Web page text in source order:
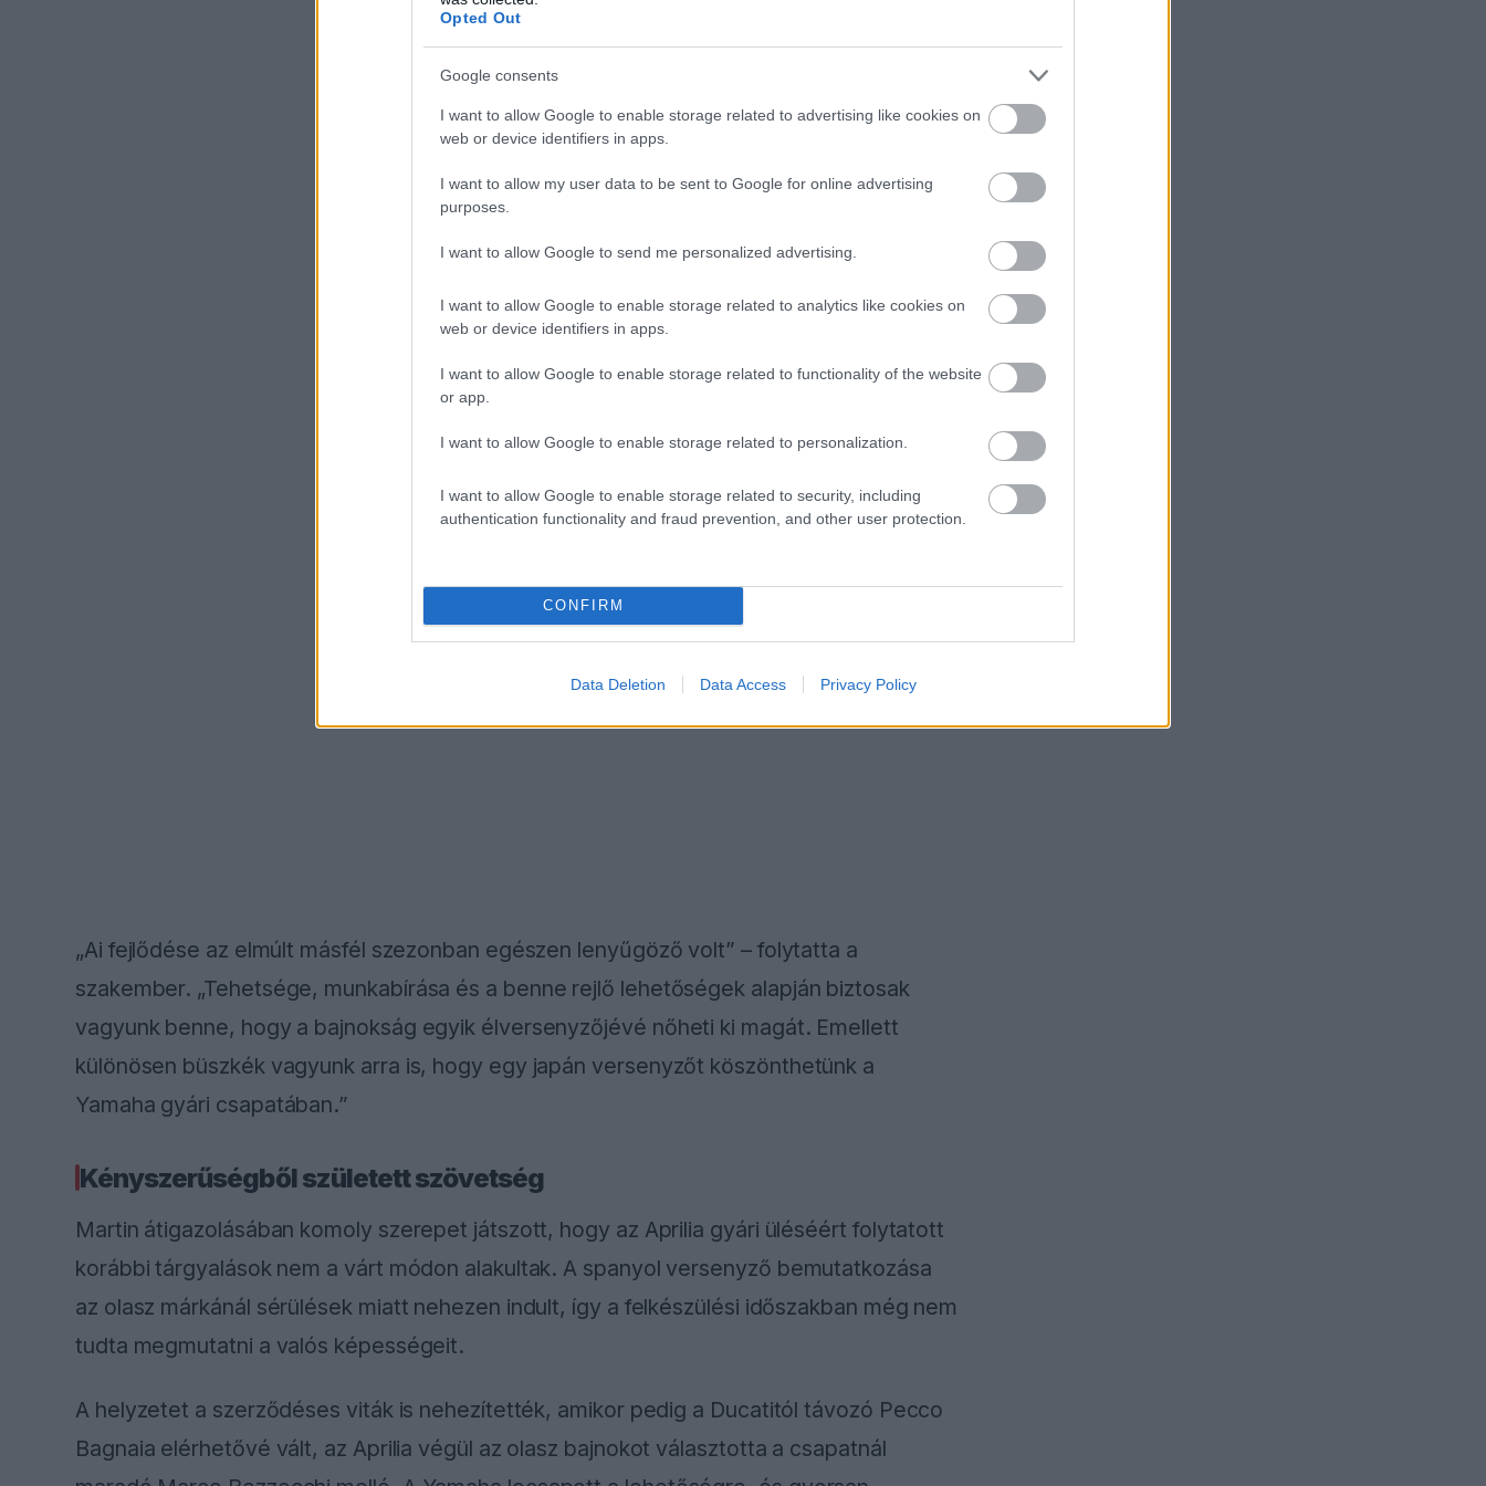
Opted Out
Google consents
I want to allow Google to enable storage related to advertising like cookies on
web or device identifiers in apps.
I want to allow my user data to be sent to Google for online advertising
purposes.
I want to allow Google to send me personalized advertising.
I want to allow Google to enable storage related to analytics like cookies on
web or device identifiers in apps.
I want to allow Google to enable storage related to functionality of the website
or app.
I want to allow Google to enable storage related to personalization.
I want to allow Google to enable storage related to security, including
authentication functionality and fraud prevention, and other user protection.
CONFIRM
Data Deletion Data Access Privacy Policy
„Ai fejlődése az elmúlt másfél szezonban egészen lenyűgöző volt” – folytatta a
szakember. „Tehetsége, munkabírása és a benne rejlő lehetőségek alapján biztosak
vagyunk benne, hogy a bajnokság egyik élversenyzőjévé nőheti ki magát. Emellett
különösen büszkék vagyunk arra is, hogy egy japán versenyzőt köszönthetünk a
Yamaha gyári csapatában.”
Kényszerűségből született szövetség
Martin átigazolásában komoly szerepet játszott, hogy az Aprilia gyári üléséért folytatott
korábbi tárgyalások nem a várt módon alakultak. A spanyol versenyző bemutatkozása
az olasz márkánál sérülések miatt nehezen indult, így a felkészülési időszakban még nem
tudta megmutatni a valós képességeit.
A helyzetet a szerződéses viták is nehezítették, amikor pedig a Ducatitól távozó Pecco
Bagnaia elérhetővé vált, az Aprilia végül az olasz bajnokot választotta a csapatnál